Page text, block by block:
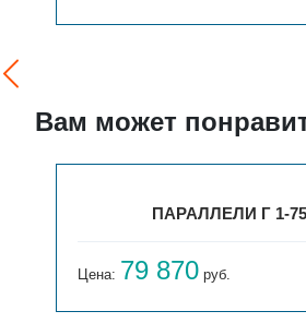
Вам может
ПАРАЛЛЕЛИ Г 1-
Цена: 79 870 руб.